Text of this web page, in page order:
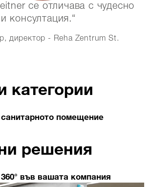
се отличава с чудесно
консултация.
директор - Reha Zentrum St.
помещение
решения
във вашата компания